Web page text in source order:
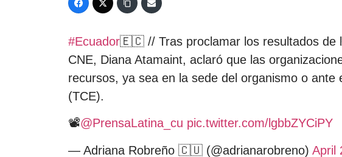
#Ecuador🇪🇨 // Tras proclamar los resultados de
CNE, Diana Atamaint, aclaró que las
recursos, ya sea en la sede del organismo o ante
(TCE).
📽️@PrensaLatina_cu pic.twitter.com/lgbbZYCiPY
— Adriana Robreño 🇨🇺 (@adrianarobreno) April